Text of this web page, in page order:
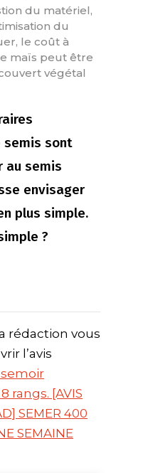
du matériel,
du
le coût à
maïs peut être
végétal
semis sont
au semis
envisager
plus simple.
?
rédaction vous
l’avis
semoir
rangs. [AVIS
SEMER 400
SEMAINE